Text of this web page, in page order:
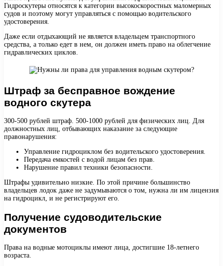
Гидроскутеры относятся к категории высокоскоростных маломерных
судов и поэтому могут управляться с помощью водительского
удостоверения.
Даже если отдыхающий не является владельцем транспортного
средства, а только едет в нем, он должен иметь право на облегчение
гидравлических циклов.
Штраф за бесправное вождение
водного скутера
300-500 рублей штраф. 500-1000 рублей для физических лиц. Для
должностных лиц, отбывающих наказание за следующие
правонарушения:
Управление гидроциклом без водительского удостоверения.
Передача емкостей с водой лицам без прав.
Нарушение правил техники безопасности.
Штрафы удивительно низкие. По этой причине большинство
владельцев лодок даже не задумываются о том, нужна ли им лицензия
на гидроцикл, и не регистрируют его.
Получение судоводительские
документов
Права на водные мотоциклы имеют лица, достигшие 18-летнего
возраста.